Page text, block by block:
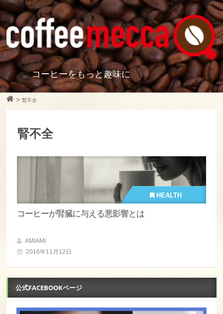
コーヒーをもっと趣味に
>腎不全
腎不全
HEALTH
コーヒーが腎臓に与える悪影響とは
AMIAMI
2016年11月12日
公式FACEBOOKページ